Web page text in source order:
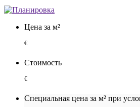
Цена за м²
€
Стоимость
€
Специальная цена за м² при